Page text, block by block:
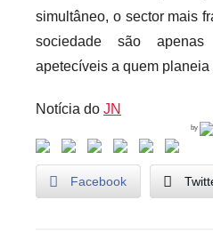
simultâneo, o sector mais
sociedade são
apetecíveis a quem planeia
Notícia do JN
by
Facebook